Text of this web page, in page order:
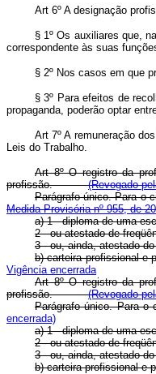
Art 6º A designação
§ 1º Os auxiliares que,
correspondente às suas
§ 2º Nos casos em que
§ 3º Para efeitos de
propaganda, poderão optar
Art 7º A remuneração
Leis do Trabalho.
Art 8º O registro da
profissão.(Revogado
Parágrafo único. Para
Medida Provisória nº 955, de
a) 1 - diploma de uma
2 - ou atestado de
3 - ou, ainda,
b) carteira profissional
Vigência encerrada
Art 8º O registro da
profissão.(Revogado
Parágrafo único. Para
encerrada)
a) 1 - diploma de uma
2 - ou atestado de
3 - ou, ainda,
b) carteira profissional